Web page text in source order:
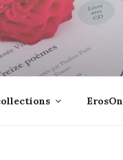
pas une bouteille jetée